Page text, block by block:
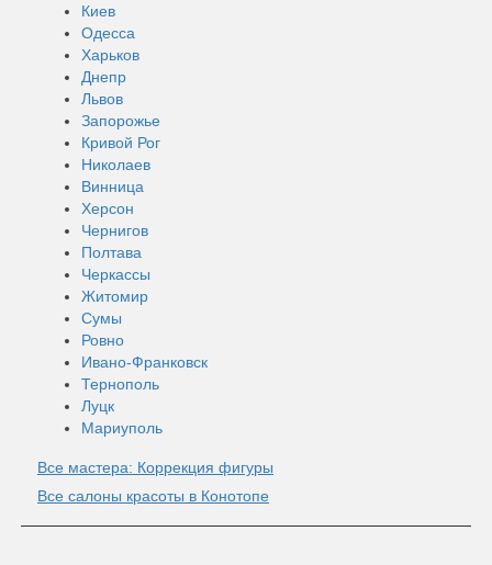
Киев
Одесса
Харьков
Днепр
Львов
Запорожье
Кривой Рог
Николаев
Винница
Херсон
Чернигов
Полтава
Черкассы
Житомир
Сумы
Ровно
Ивано-Франковск
Тернополь
Луцк
Мариуполь
Все мастера: Коррекция фигуры
Все салоны красоты в Конотопе